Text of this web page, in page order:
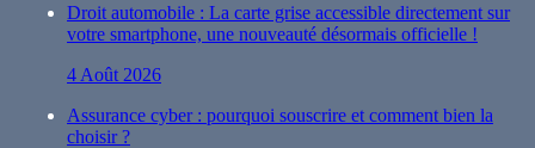
Droit automobile : La carte grise accessible directement sur
votre smartphone, une nouveauté désormais officielle !
4 Août 2026
Assurance cyber : pourquoi souscrire et comment bien la
choisir ?